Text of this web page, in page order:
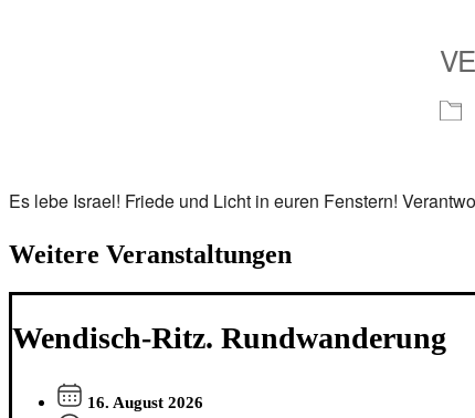
Es lebe Israel! Friede und Licht in euren Fenstern!
Weitere Veranstaltungen
Wendisch-Ritz. Rundwanderung
16. August 2026